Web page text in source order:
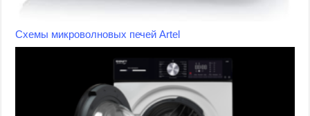
Схемы микроволновых печей Artel